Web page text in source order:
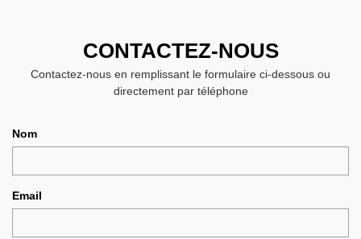
CONTACTEZ-NOUS
Contactez-nous en remplissant le formulaire ci-dessous ou
directement par téléphone
Nom
Email